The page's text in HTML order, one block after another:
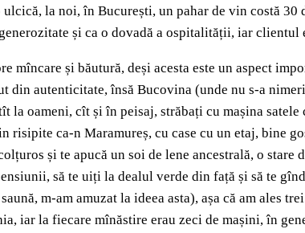
ulcică, la noi, în București, un pahar de vin costă
și ca o dovadă a ospitalității, iar clientul
mîncare și băutură, deși acesta este un aspect
din autenticitate, însă Bucovina (unde nu s-a
la oameni, cît și în peisaj, străbați cu mașina
risipite ca-n Maramureș, cu case cu un etaj, bine
și te apucă un soi de lene ancestrală, o
să te uiți la dealul verde din față și să te
m-am amuzat la ideea asta), așa că am ales
iar la fiecare mînăstire erau zeci de mașini, în